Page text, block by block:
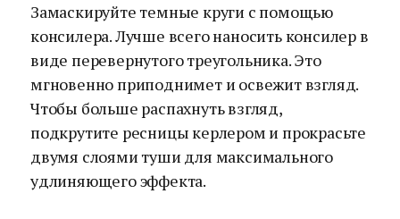
Замаскируйте темные круги с помощью
консилера. Лучше всего наносить консилер в
виде перевернутого треугольника. Это
мгновенно приподнимет и освежит взгляд.
Чтобы больше распахнуть взгляд,
подкрутите ресницы керлером и прокрасьте
двумя слоями туши для максимального
удлиняющего эффекта.